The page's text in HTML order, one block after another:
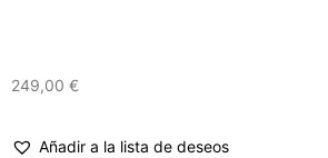
249,00 €
Añadir a la lista de deseos